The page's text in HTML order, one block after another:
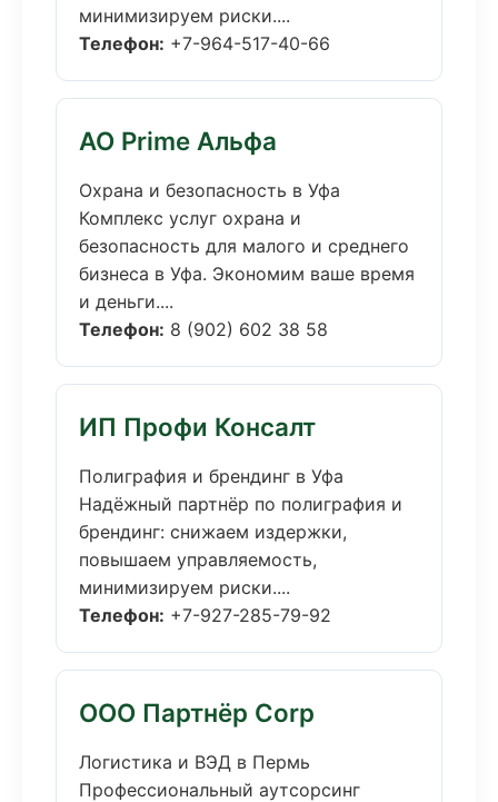
минимизируем риски....
Телефон: +7-964-517-40-66
АО Prime Альфа
Охрана и безопасность в Уфа
Комплекс услуг охрана и
безопасность для малого и среднего
бизнеса в Уфа. Экономим ваше время
и деньги....
Телефон: 8 (902) 602 38 58
ИП Профи Консалт
Полиграфия и брендинг в Уфа
Надёжный партнёр по полиграфия и
брендинг: снижаем издержки,
повышаем управляемость,
минимизируем риски....
Телефон: +7-927-285-79-92
ООО Партнёр Corp
Логистика и ВЭД в Пермь
Профессиональный аутсорсинг